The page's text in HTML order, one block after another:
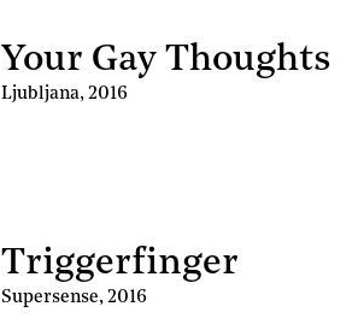
Your Gay Thoughts
Ljubljana,2016
Triggerfinger
Supersense,2016